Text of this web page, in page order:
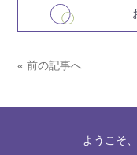
« 前の記事へ
ようこそ